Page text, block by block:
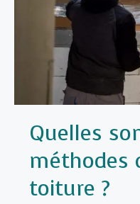
Quelles
méthodes
toiture ?